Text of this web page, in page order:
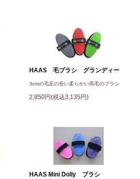
HAAS 毛ブラシ グランディー
3cmの毛足の長い柔らかい馬毛のブラシ
2,850円(税込3,135円)
HAAS Mini Dolly ブラシ